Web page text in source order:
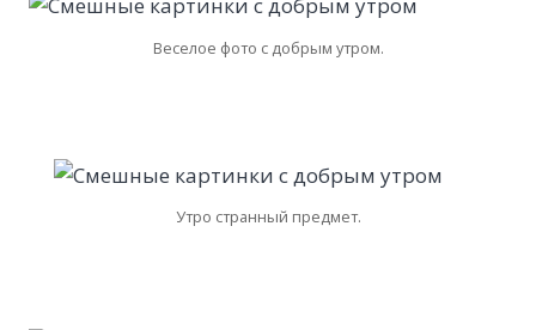
Веселое фото с добрым утром.
Утро странный предмет.